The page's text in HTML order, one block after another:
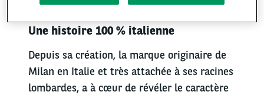
Une histoire 100 % italienne
Depuis sa création, la marque originaire de
Milan en Italie et très attachée à ses racines
lombardes, a à cœur de révéler le caractère